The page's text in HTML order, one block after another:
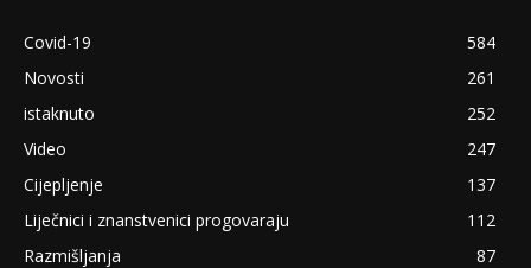
Covid-19
584
Novosti
261
istaknuto
252
Video
247
Cijepljenje
137
Liječnici i znanstvenici progovaraju
112
Razmišljanja
87